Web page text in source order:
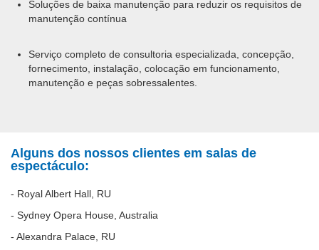
Soluções de baixa manutenção para reduzir os requisitos de
manutenção contínua
Serviço completo de consultoria especializada, concepção,
fornecimento, instalação, colocação em funcionamento,
manutenção e peças sobressalentes.
Alguns dos nossos clientes em salas de
espectáculo:
- Royal Albert Hall, RU
- Sydney Opera House, Australia
- Alexandra Palace, RU